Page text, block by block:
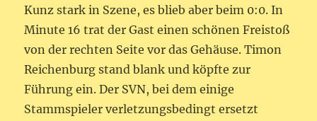
Kunz stark in Szene, es blieb aber beim 0:0. In
Minute 16 trat der Gast einen schönen Freistoß
von der rechten Seite vor das Gehäuse. Timon
Reichenburg stand blank und köpfte zur
Führung ein. Der SVN, bei dem einige
Stammspieler verletzungsbedingt ersetzt